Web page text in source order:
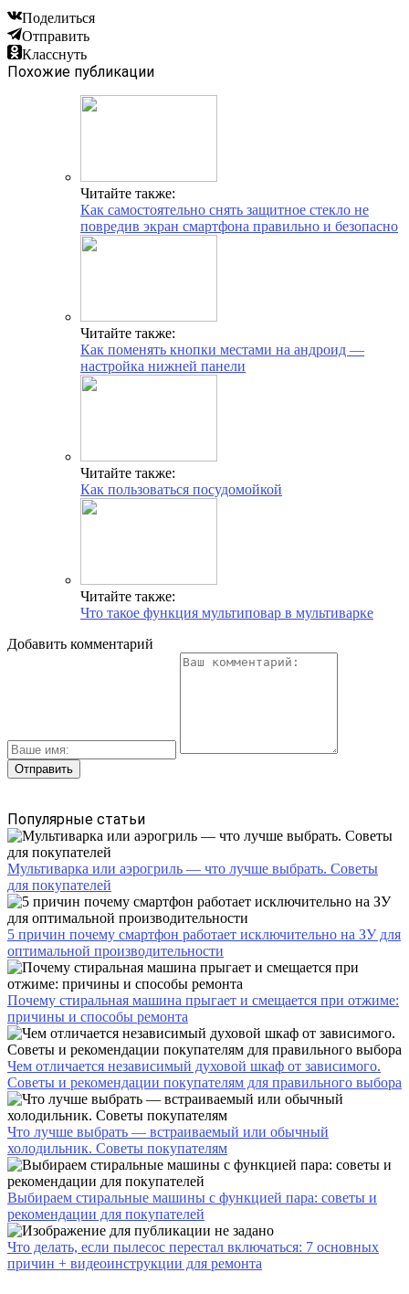
Поделиться
Отправить
Класснуть
Похожие публикации
Читайте также:
Как самостоятельно снять защитное стекло не
повредив экран смартфона правильно и безопасно
Читайте также:
Как поменять кнопки местами на андроид —
настройка нижней панели
Читайте также:
Как пользоваться посудомойкой
Читайте также:
Что такое функция мультиповар в мультиварке
Добавить комментарий
Популярные статьи
Мультиварка или аэрогриль — что лучше выбрать. Советы
для покупателей
5 причин почему смартфон работает исключительно на ЗУ для
оптимальной производительности
Почему стиральная машина прыгает и смещается при отжиме:
причины и способы ремонта
Чем отличается независимый духовой шкаф от зависимого.
Советы и рекомендации покупателям для правильного выбора
Что лучше выбрать — встраиваемый или обычный
холодильник. Советы покупателям
Выбираем стиральные машины с функцией пара: советы и
рекомендации для покупателей
Что делать, если пылесос перестал включаться: 7 основных
причин + видеоинструкции для ремонта